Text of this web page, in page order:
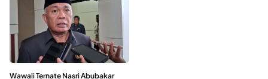
Wawali Ternate Nasri Abubakar